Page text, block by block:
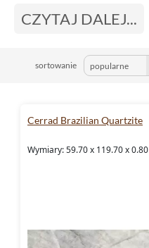
CZYTAJ DALEJ...
sortowanie
Cerrad Brazilian Quartzite
Wymiary: 59.70 x 119.70 x 0.80